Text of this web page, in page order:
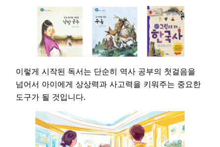
이렇게 시작된 독서는 단순히 역사 공부의 첫걸음을
넘어서 아이에게 상상력과 사고력을 키워주는 중요한
도구가 될 것입니다.